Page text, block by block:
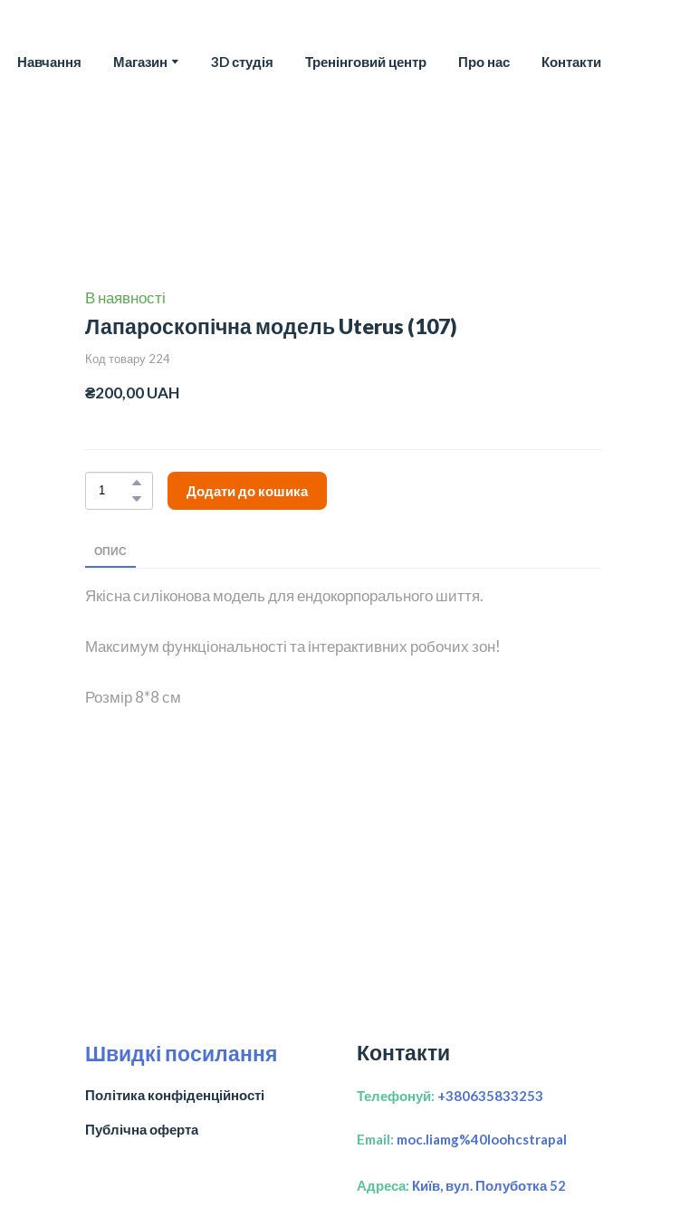
Навчання Магазин 3D студія Тренінговий центр Про нас Контакти
В наявності
Лапароскопічна модель Uterus (107)
Код товару 224
₴200,00 UAH
Додати до кошика
ОПИС
Якісна силіконова модель для ендокорпорального шиття.
Максимум функціональності та інтерактивних робочих зон!
Розмір 8*8 см
Швидкі посилання
Політика конфіденційності
Публічна оферта
Контакти
Телефонуй: +380635833253
Email: moc.liamg%40loohcstrapal
Адреса: Київ, вул. Полуботка 52